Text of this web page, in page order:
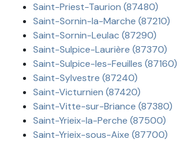
Saint-Priest-Taurion (87480)
Saint-Sornin-la-Marche (87210)
Saint-Sornin-Leulac (87290)
Saint-Sulpice-Laurière (87370)
Saint-Sulpice-les-Feuilles (87160)
Saint-Sylvestre (87240)
Saint-Victurnien (87420)
Saint-Vitte-sur-Briance (87380)
Saint-Yrieix-la-Perche (87500)
Saint-Yrieix-sous-Aixe (87700)